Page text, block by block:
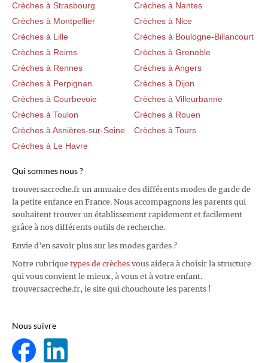
Crèches à Strasbourg
Crèches à Nantes
Crèches à Montpellier
Crèches à Nice
Crèches à Lille
Crèches à Boulogne-Billancourt
Crèches à Reims
Crèches à Grenoble
Crèches à Rennes
Crèches à Angers
Crèches à Perpignan
Crèches à Dijon
Crèches à Courbevoie
Crèches à Villeurbanne
Crèches à Toulon
Crèches à Rouen
Crèches à Asnières-sur-Seine
Crèches à Tours
Crèches à Le Havre
Qui sommes nous ?
trouversacreche.fr un annuaire des différents modes de garde de
la petite enfance en France. Nous accompagnons les parents qui
souhaitent trouver un établissement rapidement et facilement
grâce à nos différents outils de recherche.
Envie d'en savoir plus sur les modes gardes ?
Notre rubrique types de crèches vous aidera à choisir la structure
qui vous convient le mieux, à vous et à votre enfant.
trouversacreche.fr, le site qui chouchoute les parents !
Nous suivre